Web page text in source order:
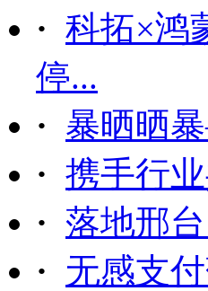
· 科拓×鸿
停...
· 暴晒晒
· 携手行
· 落地邢
· 无感支